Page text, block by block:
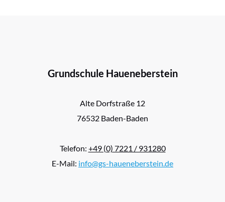
Grundschule Haueneberstein
Alte Dorfstraße 12
76532 Baden-Baden
Telefon: +49 (0) 7221 / 931280
E-Mail: info@gs-haueneberstein.de